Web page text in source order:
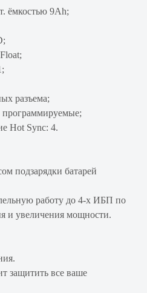
ёмкостью 9Ah;
разъема;
программируемые;
Hot Sync: 4.
подзарядки батарей
работу до 4-х ИБП по
и увеличения мощности.
защитить все ваше